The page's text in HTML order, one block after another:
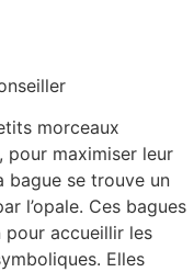
morceaux
pour maximiser leur
bague se trouve un
l’opale. Ces bagues
pour accueillir les
Elles